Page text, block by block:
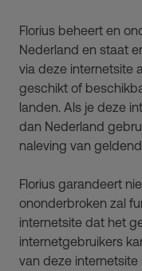
Florius beheert en
Nederland en staat
via deze internetsite
geschikt of
landen. Als je deze
dan Nederland
naleving van
Florius garandeert
ononderbroken zal
internetsite dat het
internetgebruikers
van deze